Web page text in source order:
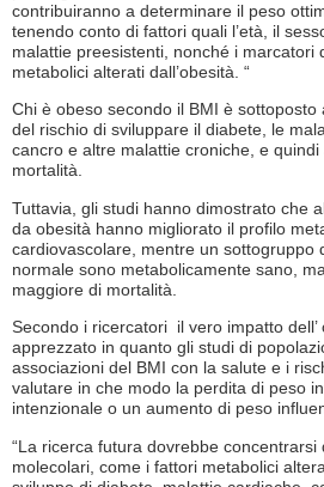
contribuiranno a determinare il peso
tenendo conto di fattori quali l’età, il
malattie preesistenti, nonché i marcatori
metabolici alterati dall’obesità. “
Chi è obeso secondo il BMI è
del rischio di sviluppare il diabete, le
cancro e altre malattie croniche, e
mortalità.
Tuttavia, gli studi hanno dimostrato che
da obesità hanno migliorato il profilo
cardiovascolare, mentre un sottogruppo
normale sono metabolicamente sano,
maggiore di mortalità.
Secondo i ricercatori il vero impatto
apprezzato in quanto gli studi di
associazioni del BMI con la salute e i
valutare in che modo la perdita di peso
intenzionale o un aumento di peso
“La ricerca futura dovrebbe concentrarsi
molecolari, come i fattori metabolici